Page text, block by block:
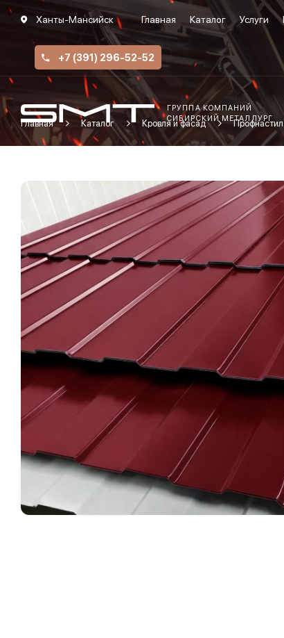
Ханты-Мансийск Главная Каталог Услуги
+7 (391) 296-52-52
ГРУППА КОМПАНИЙ
СИБИРСКИЙ МЕТАЛЛУРГ
Главная Каталог Кровля и фасад